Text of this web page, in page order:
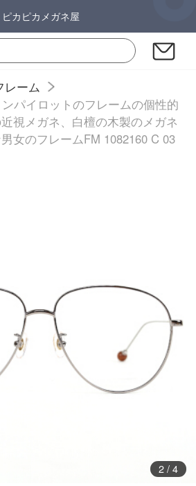
ピカピカメガネ屋
レーム
パイロットのフレームの個性的
視メガネ、白檀の木製のメガネ
女のフレームFM 1082160 C 03
2/ 4